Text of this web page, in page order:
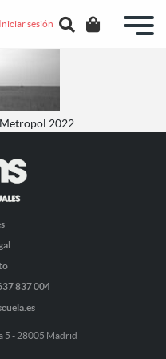
Iniciar sesión
2022
837 004
5 - 28005 Madrid